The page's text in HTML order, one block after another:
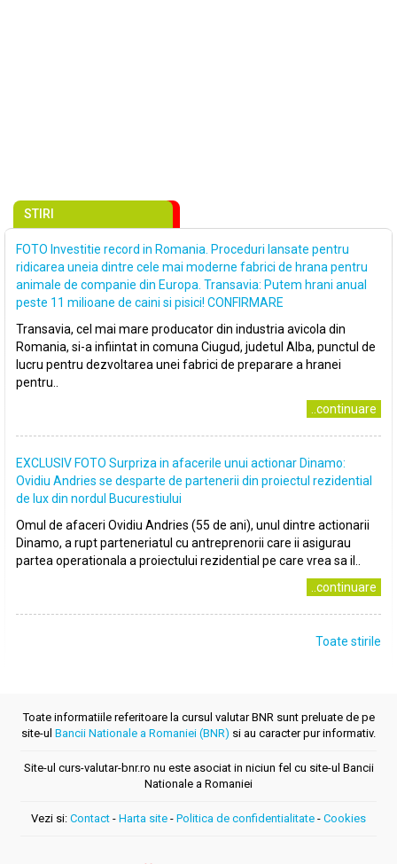
STIRI
FOTO Investitie record in Romania. Proceduri lansate pentru
ridicarea uneia dintre cele mai moderne fabrici de hrana pentru
animale de companie din Europa. Transavia: Putem hrani anual
peste 11 milioane de caini si pisici! CONFIRMARE
Transavia, cel mai mare producator din industria avicola din
Romania, si-a infiintat in comuna Ciugud, judetul Alba, punctul de
lucru pentru dezvoltarea unei fabrici de preparare a hranei
pentru..
..continuare
EXCLUSIV FOTO Surpriza in afacerile unui actionar Dinamo:
Ovidiu Andries se desparte de partenerii din proiectul rezidential
de lux din nordul Bucurestiului
Omul de afaceri Ovidiu Andries (55 de ani), unul dintre actionarii
Dinamo, a rupt parteneriatul cu antreprenorii care ii asigurau
partea operationala a proiectului rezidential pe care vrea sa il..
..continuare
Toate stirile
Toate informatiile referitoare la cursul valutar BNR sunt preluate de pe
site-ul Bancii Nationale a Romaniei (BNR) si au caracter pur informativ.
Site-ul curs-valutar-bnr.ro nu este asociat in niciun fel cu site-ul Bancii
Nationale a Romaniei
Vezi si: Contact - Harta site - Politica de confidentialitate - Cookies